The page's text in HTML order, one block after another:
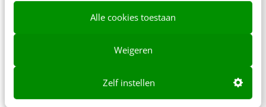
Alle cookies toestaan
Weigeren
Zelf instellen